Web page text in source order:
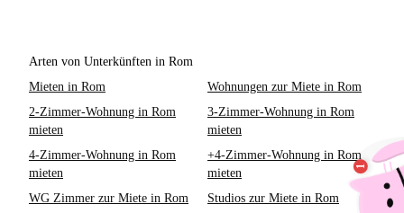
Arten von Unterkünften in Rom
Mieten in Rom
Wohnungen zur Miete in Rom
2-Zimmer-Wohnung in Rom
mieten
3-Zimmer-Wohnung in Rom
mieten
4-Zimmer-Wohnung in Rom
mieten
+4-Zimmer-Wohnung in Rom
mieten
WG Zimmer zur Miete in Rom
Studios zur Miete in Rom